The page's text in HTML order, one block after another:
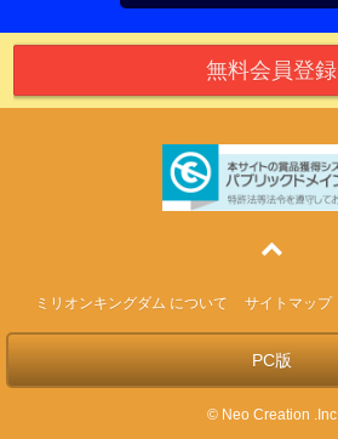
無料会員登録
ミリオンキングダム について サイトマップ
PC版
© Neo Creation .Inc